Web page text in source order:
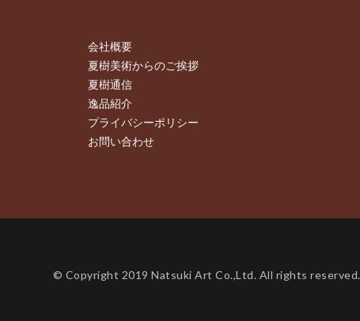
会社概要
夏樹美術からのご挨拶
夏樹通信
逸品紹介
プライバシーポリシー
お問い合わせ
© Copyright 2019 Natsuki Art Co.,Ltd. All rights reserved.